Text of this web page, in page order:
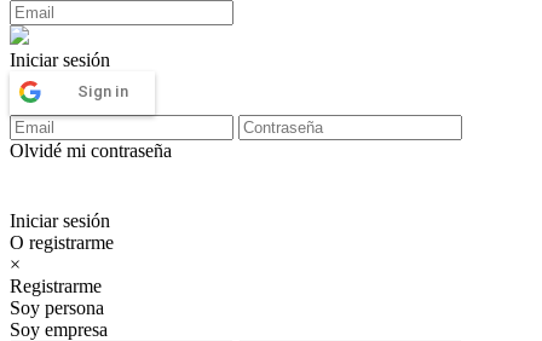
Iniciar sesión
Sign in
Olvidé mi contraseña
Iniciar sesión
O registrarme
×
Registrarme
Soy persona
Soy empresa